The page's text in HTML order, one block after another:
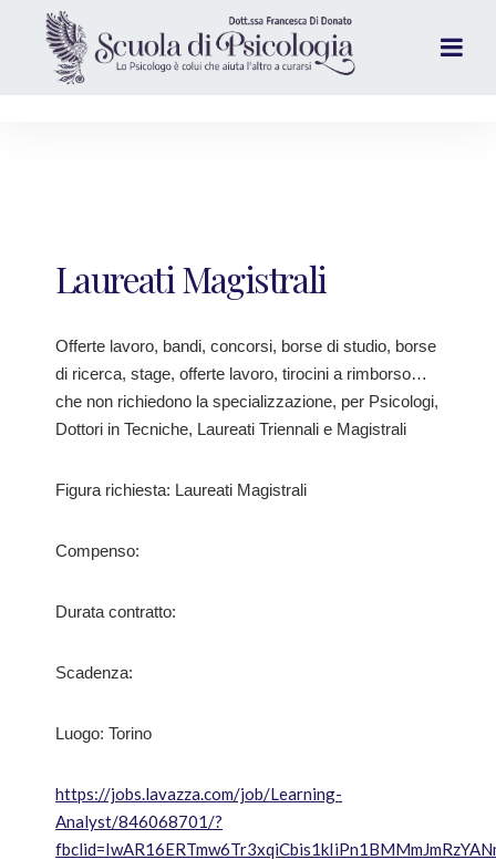
Laureati Magistrali
Offerte lavoro, bandi, concorsi, borse di studio, borse
di ricerca, stage, offerte lavoro, tirocini a rimborso…
che non richiedono la specializzazione, per Psicologi,
Dottori in Tecniche, Laureati Triennali e Magistrali
Figura richiesta: Laureati Magistrali
Compenso:
Durata contratto:
Scadenza:
Luogo: Torino
https://jobs.lavazza.com/job/Learning-
Analyst/846068701/?